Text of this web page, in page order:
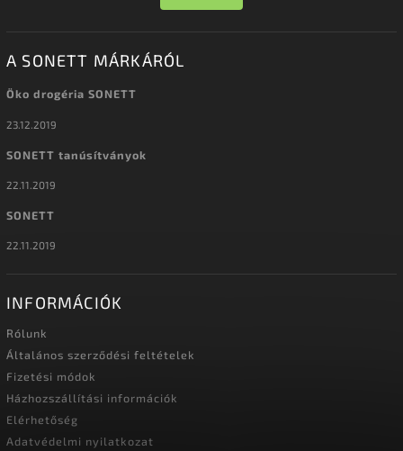
A SONETT MÁRKÁRÓL
Öko drogéria SONETT
23.12.2019
SONETT tanúsítványok
22.11.2019
SONETT
22.11.2019
INFORMÁCIÓK
Rólunk
Általános szerződési feltételek
Fizetési módok
Házhozszállítási információk
Elérhetőség
Adatvédelmi nyilatkozat